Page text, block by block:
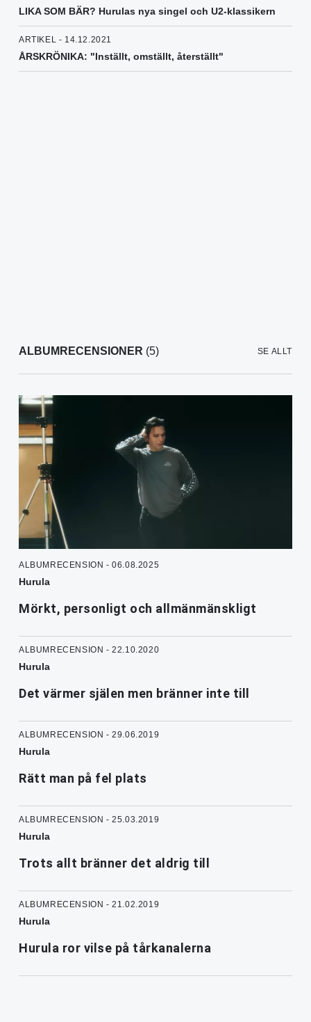
LIKA SOM BÄR? Hurulas nya singel och U2-klassikern
ARTIKEL - 14.12.2021
ÅRSKRÖNIKA: "Inställt, omställt, återställt"
ALBUMRECENSIONER (5) SE ALLT
ALBUMRECENSION - 06.08.2025
Hurula
Mörkt, personligt och allmänmänskligt
ALBUMRECENSION - 22.10.2020
Hurula
Det värmer själen men bränner inte till
ALBUMRECENSION - 29.06.2019
Hurula
Rätt man på fel plats
ALBUMRECENSION - 25.03.2019
Hurula
Trots allt bränner det aldrig till
ALBUMRECENSION - 21.02.2019
Hurula
Hurula ror vilse på tårkanalerna